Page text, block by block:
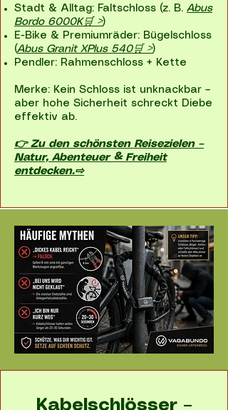
Stadt & Alltag: Faltschloss (z. B. Abus
Bordo 6000K🛒 >)
E-Bike & Premiumräder: Bügelschloss
(Abus Granit XPlus 540🛒 >)
Pendler: Rahmenschloss + Kette
Merke: Kein Schloss ist unknackbar –
aber hohe Sicherheit schreckt Diebe
effektiv ab.
👉 Zu den schönsten Reisezielen –
Natur, Abenteuer & Freiheit
entdecken.⇨
Kabelschlösser –